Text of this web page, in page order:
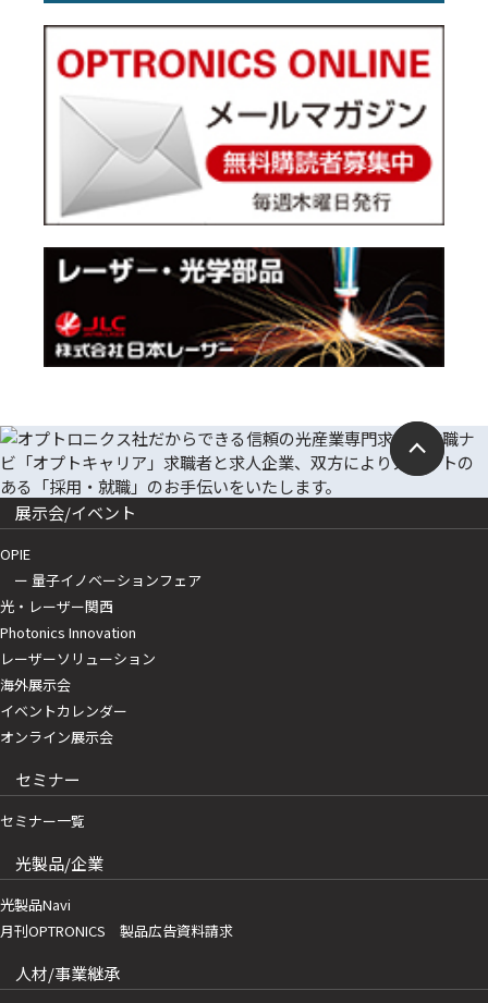
展示会/イベント
OPIE
ー 量子イノベーションフェア
光・レーザー関西
Photonics Innovation
レーザーソリューション
海外展示会
イベントカレンダー
オンライン展示会
セミナー
セミナー一覧
光製品/企業
光製品Navi
月刊OPTRONICS 製品広告資料請求
人材/事業継承